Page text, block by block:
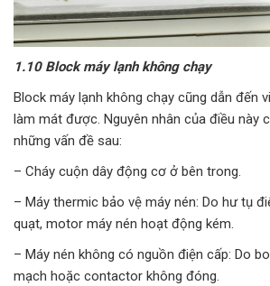
1.10 Block máy lạnh không chạy
Block máy lạnh không chạy cũng dẫn đến
làm mát được. Nguyên nhân của điều này
những vấn đề sau:
– Cháy cuộn dây động cơ ở bên trong.
– Máy thermic bảo vệ máy nén: Do hư tụ
quạt, motor máy nén hoạt động kém.
– Máy nén không có nguồn điện cấp: Do
mạch hoặc contactor không đóng.